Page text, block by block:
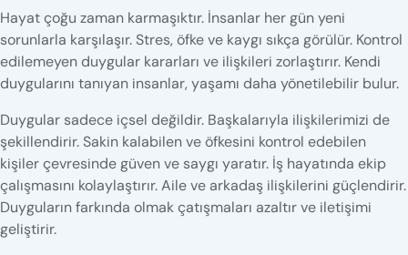
Hayat çoğu zaman karmaşıktır. İnsanlar her gün yeni
sorunlarla karşılaşır. Stres, öfke ve kaygı sıkça görülür. Kontrol
edilemeyen duygular kararları ve ilişkileri zorlaştırır. Kendi
duygularını tanıyan insanlar, yaşamı daha yönetilebilir bulur.
Duygular sadece içsel değildir. Başkalarıyla ilişkilerimizi de
şekillendirir. Sakin kalabilen ve öfkesini kontrol edebilen
kişiler çevresinde güven ve saygı yaratır. İş hayatında ekip
çalışmasını kolaylaştırır. Aile ve arkadaş ilişkilerini güçlendirir.
Duyguların farkında olmak çatışmaları azaltır ve iletişimi
geliştirir.